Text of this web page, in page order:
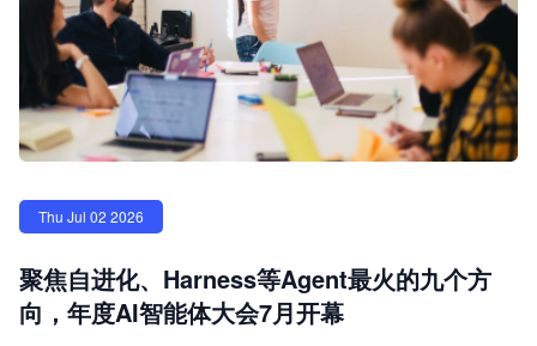
Thu Jul 02 2026
聚焦自进化、Harness等Agent最火的九个方
向，年度AI智能体大会7月开幕